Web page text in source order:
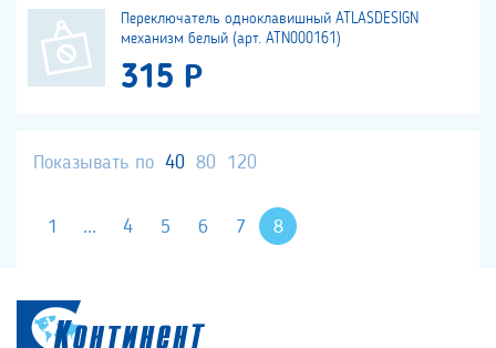
Переключатель одноклавишный ATLASDESIGN
механизм белый (арт. ATN000161)
315 Р
Показывать по 40 80 120
1 ... 4 5 6 7 8